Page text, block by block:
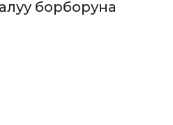
борборуна